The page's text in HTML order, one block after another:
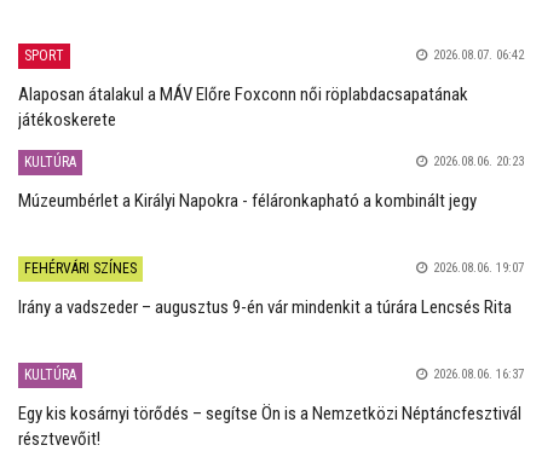
SPORT 2026.08.07. 06:42
Alaposan átalakul a MÁV Előre Foxconn női röplabdacsapatának
játékoskerete
KULTÚRA 2026.08.06. 20:23
Múzeumbérlet a Királyi Napokra - féláronkapható a kombinált jegy
FEHÉRVÁRI SZÍNES 2026.08.06. 19:07
Irány a vadszeder – augusztus 9-én vár mindenkit a túrára Lencsés Rita
KULTÚRA 2026.08.06. 16:37
Egy kis kosárnyi törődés – segítse Ön is a Nemzetközi Néptáncfesztivál
résztvevőit!